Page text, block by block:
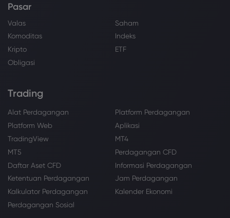
Pasar
Valas
Saham
Komoditas
Indeks
Kripto
ETF
Obligasi
Trading
Alat Perdagangan
Platform Perdagangan
Platform Web
Aplikasi
TradingView
MT4
MT5
Perdagangan CFD
Daftar Aset CFD
Informasi Perdagangan
Ketentuan Perdagangan
Jam Perdagangan
Kalkulator Perdagangan
Kalender Ekonomi
Perdagangan Sosial